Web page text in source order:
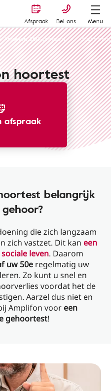
Afspraak Bel ons
Menu
Amplifon 360-protocol Gratis
hoortest
afspraak
belangrijk
die zich langzaam
zich vastzet. Dit kan een
leven. Daarom
uw 50e regelmatig uw
Zo kunt u snel en
voordat het de
Aarzel dus niet en
Amplifon voor een
gehoortest!